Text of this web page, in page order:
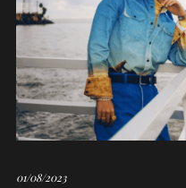
01/08/2023